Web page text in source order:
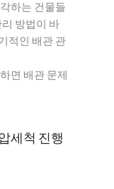
하는 건물들
방법이 바
적인 배관 관
면 배관 문제
세척 진행